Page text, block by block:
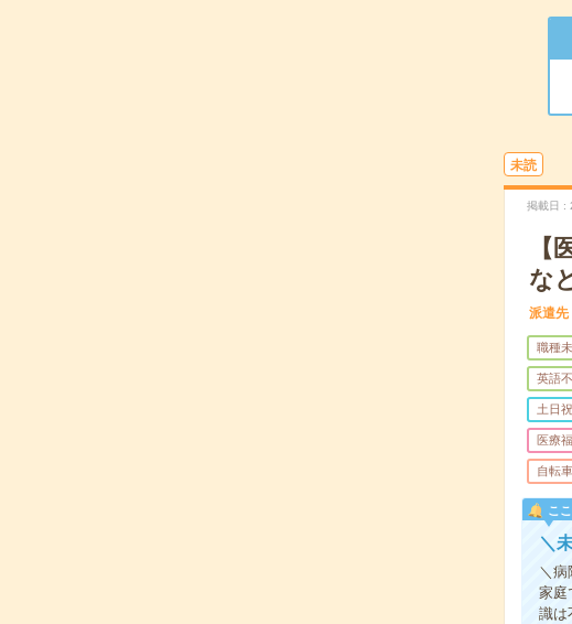
未読
掲載日
【
な
派遣先
職種
英語
土日
医療
自転
こ
＼
＼病
家庭
識は